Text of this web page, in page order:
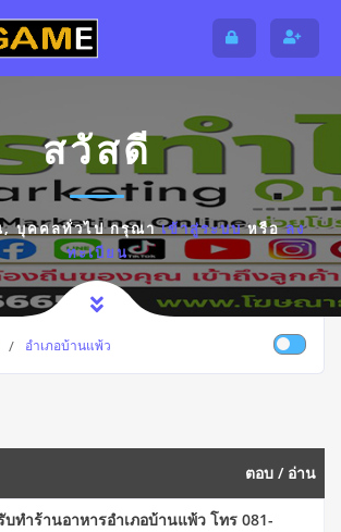
สวัสดี
,บุคคลทั่วไปกรุณาเข้าสู่ระบบหรือลง
ทะเบียน
อำเภอบ้านแพ้ว
ตอบ / อ่าน
ทำร้านอาหารอำเภอบ้านแพ้ว โทร 081-